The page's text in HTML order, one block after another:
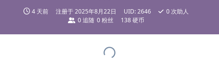
4 天前 注册于2025年8月22日 UID:2646 0次助人
0 追随 0 粉丝 138 硬币